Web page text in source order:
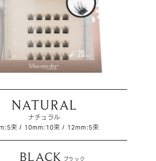
NATURAL
ナチュラル
束 / 10mm:10束 / 12mm:5束
BLACK ブラック